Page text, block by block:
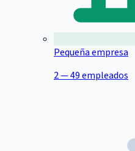
Pequeña empresa
2 — 49 empleados